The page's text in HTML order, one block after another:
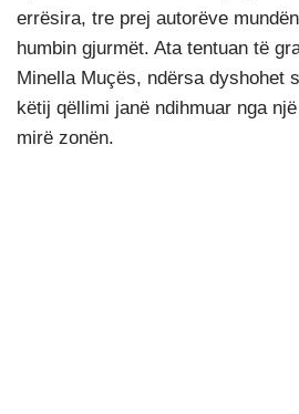
errësira, tre prej autorëve
humbin gjurmët. Ata tentuan të
Minella Muçës, ndërsa dyshohet
këtij qëllimi janë ndihmuar nga
mirë zonën.